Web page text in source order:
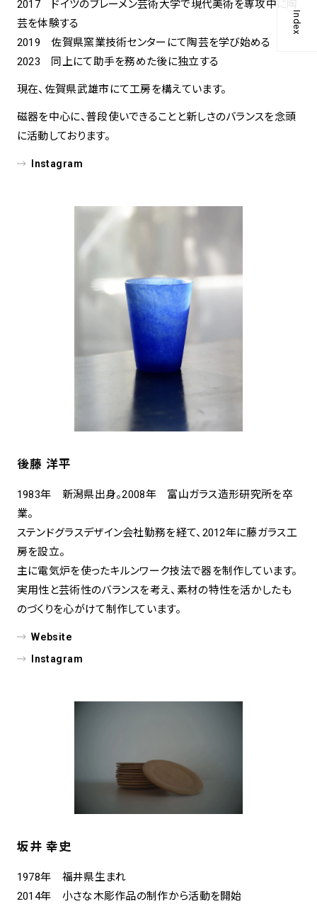
Index
2017 ドイツのブレーメン芸術大学で現代美術を専攻中に陶
芸を体験する
2019 佐賀県窯業技術センターにて陶芸を学び始める
2023 同上にて助手を務めた後に独立する
現在、佐賀県武雄市にて工房を構えています。
磁器を中心に、普段使いできることと新しさのバランスを念頭
に活動しております。
Instagram
後藤 洋平
1983年 新潟県出身。2008年 富山ガラス造形研究所を卒
業。
ステンドグラスデザイン会社勤務を経て、2012年に藤ガラス工
房を設立。
主に電気炉を使ったキルンワーク技法で器を制作しています。
実用性と芸術性のバランスを考え、素材の特性を活かしたも
のづくりを心がけて制作しています。
Website
Instagram
坂井 幸史
1978年 福井県生まれ
2014年 小さな木彫作品の制作から活動を開始